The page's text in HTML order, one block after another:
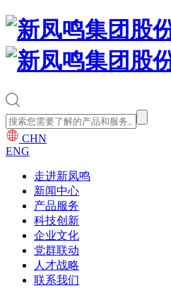
CHN
ENG
走进新凤鸣
新闻中心
产品服务
科技创新
企业文化
党群联动
人才战略
联系我们